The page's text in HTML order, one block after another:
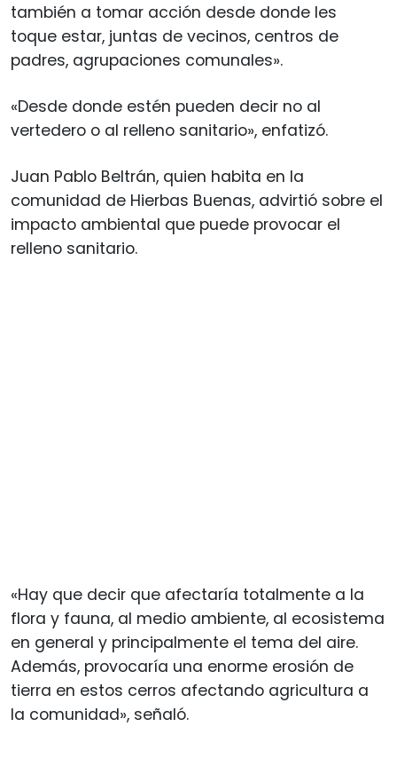
también a tomar acción desde donde les
toque estar, juntas de vecinos, centros de
padres, agrupaciones comunales».
«Desde donde estén pueden decir no al
vertedero o al relleno sanitario», enfatizó.
Juan Pablo Beltrán, quien habita en la
comunidad de Hierbas Buenas, advirtió sobre el
impacto ambiental que puede provocar el
relleno sanitario.
«Hay que decir que afectaría totalmente a la
flora y fauna, al medio ambiente, al ecosistema
en general y principalmente el tema del aire.
Además, provocaría una enorme erosión de
tierra en estos cerros afectando agricultura a
la comunidad», señaló.